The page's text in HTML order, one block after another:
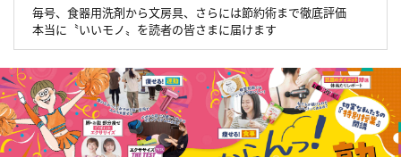
毎号、食器用洗剤から文房具、さらには節約術まで徹底評価
本当に〝いいモノ〟を読者の皆さまに届けます